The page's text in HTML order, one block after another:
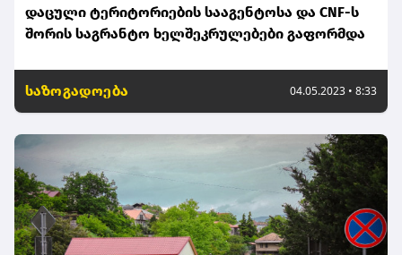
დაცული ტერიტორიების სააგენტოსა და CNF-ს
შორის საგრანტო ხელშეკრულებები გაფორმდა
საზოგადოება 04.05.2023 • 8:33